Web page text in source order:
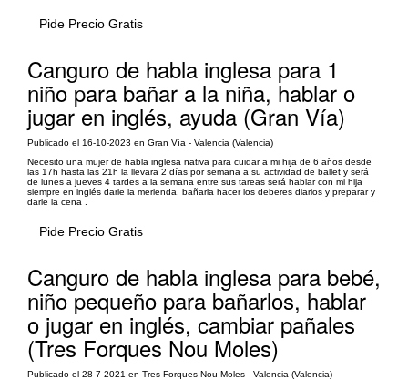
Pide Precio Gratis
Canguro de habla inglesa para 1
niño para bañar a la niña, hablar o
jugar en inglés, ayuda (Gran Vía)
Publicado el 16-10-2023 en Gran Vía - Valencia (Valencia)
Necesito una mujer de habla inglesa nativa para cuidar a mi hija de 6 años desde
las 17h hasta las 21h la llevara 2 días por semana a su actividad de ballet y será
de lunes a jueves 4 tardes a la semana entre sus tareas será hablar con mi hija
siempre en inglés darle la merienda, bañarla hacer los deberes diarios y preparar y
darle la cena .
Pide Precio Gratis
Canguro de habla inglesa para bebé,
niño pequeño para bañarlos, hablar
o jugar en inglés, cambiar pañales
(Tres Forques Nou Moles)
Publicado el 28-7-2021 en Tres Forques Nou Moles - Valencia (Valencia)